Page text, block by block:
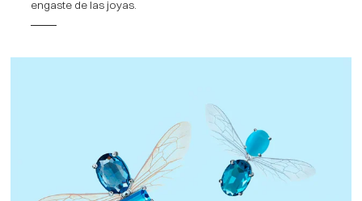
engaste de las joyas.